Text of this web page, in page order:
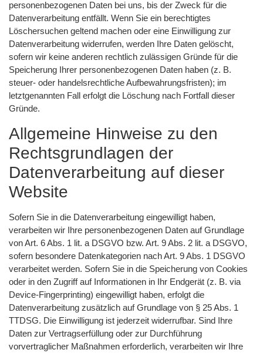
personenbezogenen Daten bei uns, bis der Zweck für die
Datenverarbeitung entfällt. Wenn Sie ein berechtigtes
Löschersuchen geltend machen oder eine Einwilligung zur
Datenverarbeitung widerrufen, werden Ihre Daten gelöscht,
sofern wir keine anderen rechtlich zulässigen Gründe für die
Speicherung Ihrer personenbezogenen Daten haben (z. B.
steuer- oder handelsrechtliche Aufbewahrungsfristen); im
letztgenannten Fall erfolgt die Löschung nach Fortfall dieser
Gründe.
Allgemeine Hinweise zu den
Rechtsgrundlagen der
Datenverarbeitung auf dieser
Website
Sofern Sie in die Datenverarbeitung eingewilligt haben,
verarbeiten wir Ihre personenbezogenen Daten auf Grundlage
von Art. 6 Abs. 1 lit. a DSGVO bzw. Art. 9 Abs. 2 lit. a DSGVO,
sofern besondere Datenkategorien nach Art. 9 Abs. 1 DSGVO
verarbeitet werden. Sofern Sie in die Speicherung von Cookies
oder in den Zugriff auf Informationen in Ihr Endgerät (z. B. via
Device-Fingerprinting) eingewilligt haben, erfolgt die
Datenverarbeitung zusätzlich auf Grundlage von § 25 Abs. 1
TTDSG. Die Einwilligung ist jederzeit widerrufbar. Sind Ihre
Daten zur Vertragserfüllung oder zur Durchführung
vorvertraglicher Maßnahmen erforderlich, verarbeiten wir Ihre